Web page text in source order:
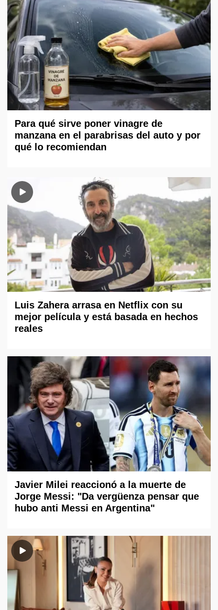
Para qué sirve poner vinagre de
manzana en el parabrisas del auto y por
qué lo recomiendan
Luis Zahera arrasa en Netflix con su
mejor película y está basada en hechos
reales
Javier Milei reaccionó a la muerte de
Jorge Messi: "Da vergüenza pensar que
hubo anti Messi en Argentina"